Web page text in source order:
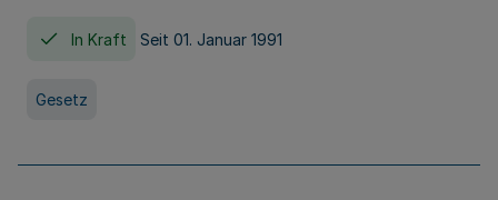
In Kraft Seit 01. Januar 1991
Gesetz